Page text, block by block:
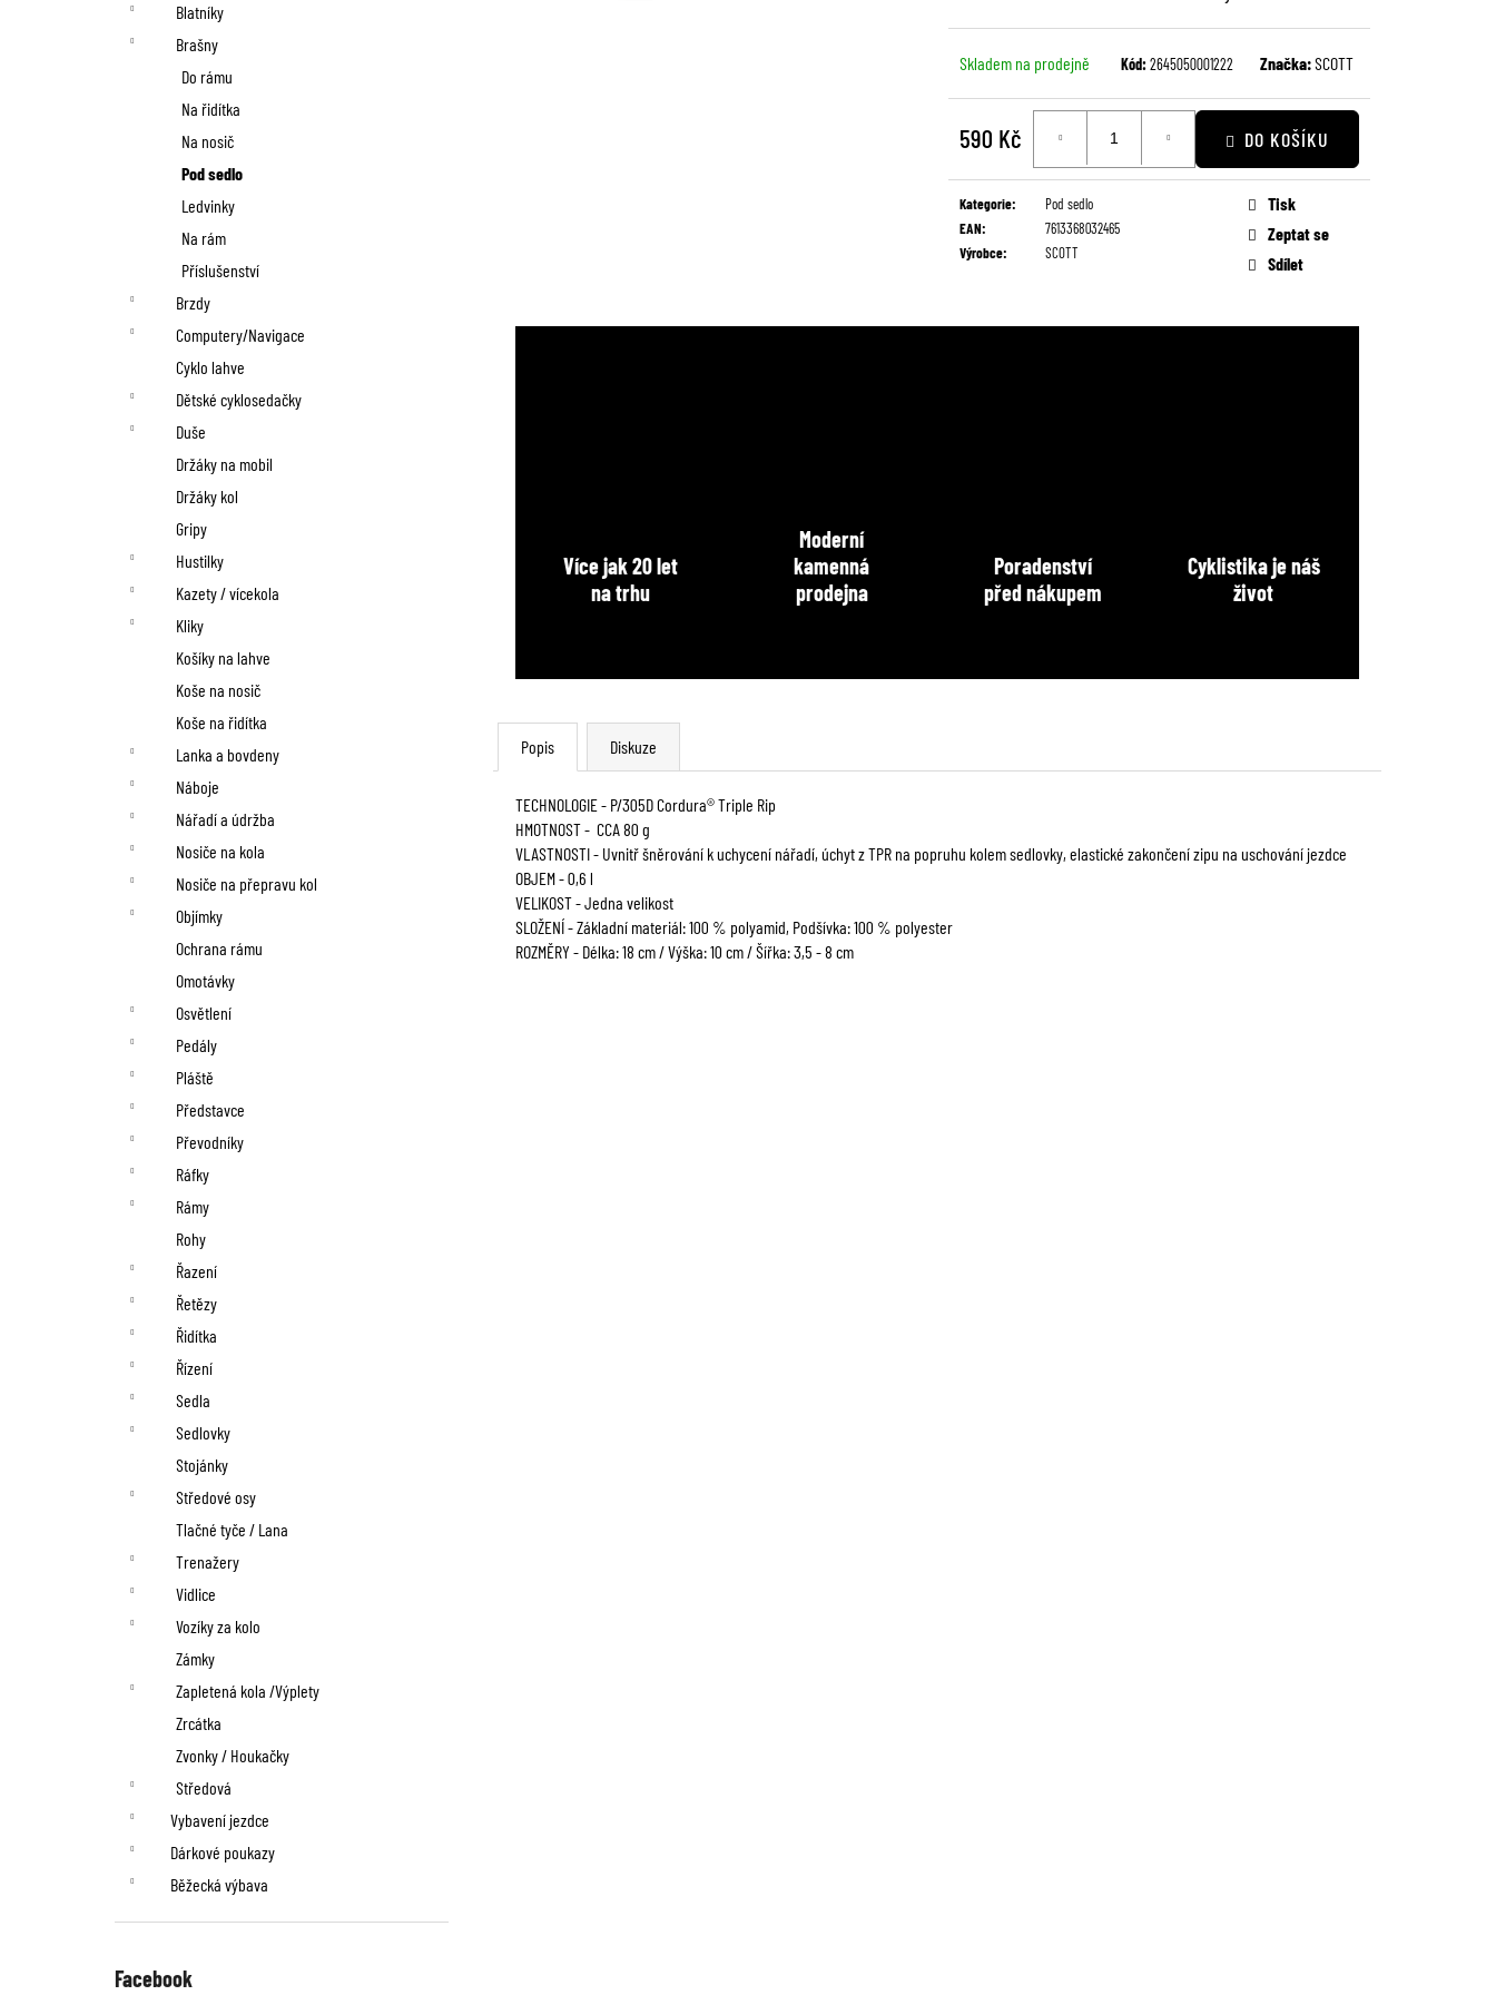
Blatníky
Brašny
Do rámu
Na řidítka
Na nosič
Pod sedlo
Ledvinky
Na rám
Příslušenství
Brzdy
Computery/Navigace
Cyklo lahve
Dětské cyklosedačky
Duše
Držáky na mobil
Držáky kol
Gripy
Hustilky
Kazety / vícekola
Kliky
Košíky na lahve
Koše na nosič
Koše na řidítka
Lanka a bovdeny
Náboje
Nářadí a údržba
Nosiče na kola
Nosiče na přepravu kol
Objímky
Ochrana rámu
Omotávky
Osvětlení
Pedály
Pláště
Představce
Převodníky
Ráfky
Rámy
Rohy
Řazení
Řetězy
Řidítka
Řízení
Sedla
Sedlovky
Stojánky
Středové osy
Tlačné tyče / Lana
Trenažery
Vidlice
Vozíky za kolo
Zámky
Zapletená kola /Výplety
Zrcátka
Zvonky / Houkačky
Středová
Vybavení jezdce
Dárkové poukazy
Běžecká výbava
Facebook
Skladem na prodejně Kód:2645050001222 Značka:SCOTT
590 Kč
cena:
DO KOŠÍKU
Kategorie:
Pod sedlo
EAN:
7613368032465
Výrobce: SCOTT
Tisk
Zeptat se
Sdílet
Více jak 20 let
na trhu
Moderní
kamenná
prodejna
Poradenství
před nákupem
Cyklistika je náš
život
Popis Diskuze
TECHNOLOGIE - P/305D Cordura® Triple Rip
HMOTNOST - CCA 80 g
VLASTNOSTI - Uvnitř šněrování k uchycení nářadí, úchyt z TPR na popruhu kolem sedlovky, elastické zakončení zipu na uschování jezdce
OBJEM - 0,6 l
VELIKOST - Jedna velikost
SLOŽENÍ - Základní materiál: 100 % polyamid, Podšívka: 100 % polyester
ROZMĚRY - Délka: 18 cm / Výška: 10 cm / Šířka: 3,5 - 8 cm